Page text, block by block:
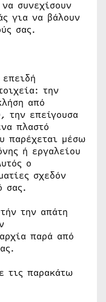
συνεχίσουν
για να βάλουν
σας.
την
από
την επείγουσα
πλαστό
παρέχεται μέσω
ή εργαλείου
ο
σχεδόν
σας.
την απάτη
παρά από
τις παρακάτω